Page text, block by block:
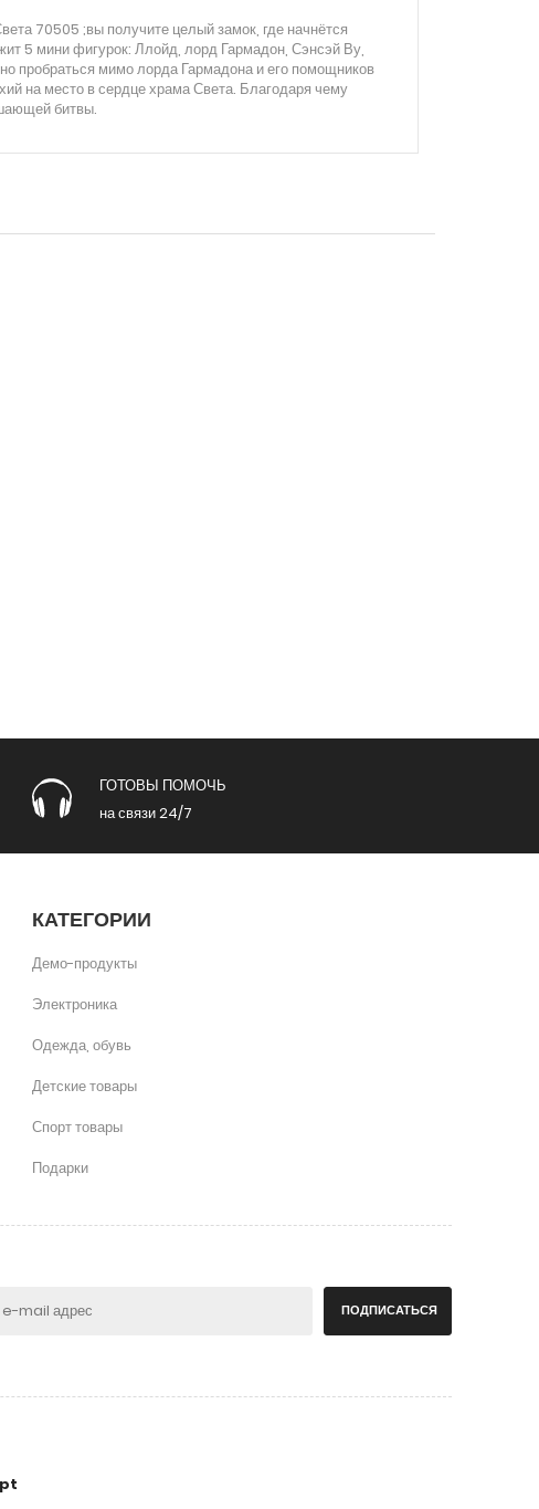
70505 ;вы получите целый замок, где начнётся
5 мини фигурок: Ллойд, лорд Гармадон, Сэнсэй Ву,
пробраться мимо лорда Гармадона и его помощников
на место в сердце храма Света. Благодаря чему
битвы.
ГОТОВЫ ПОМОЧЬ
на связи 24/7
КАТЕГОРИИ
Демо-продукты
Электроника
Одежда, обувь
Детские товары
Спорт товары
Подарки
ПОДПИСАТЬСЯ